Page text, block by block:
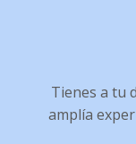
Tienes a tu
amplía